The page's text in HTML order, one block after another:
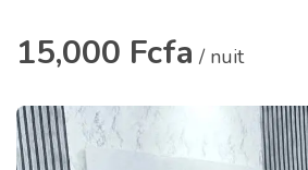
15,000 Fcfa / nuit